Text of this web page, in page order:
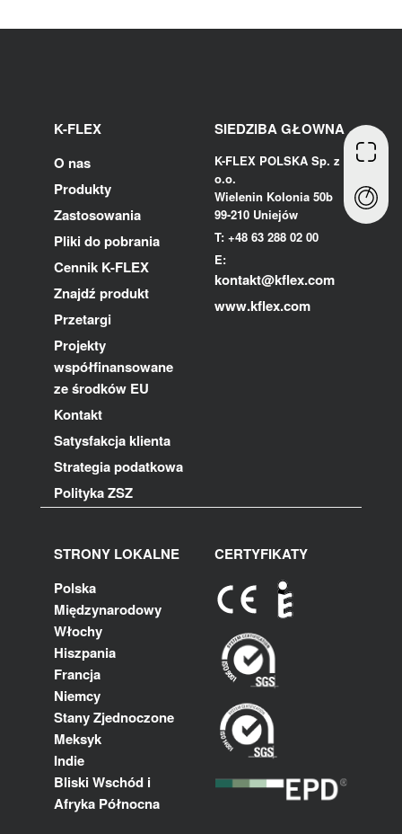
K-FLEX
O nas
Produkty
Zastosowania
Pliki do pobrania
Cennik K-FLEX
Znajdź produkt
Przetargi
Projekty
współfinansowane
ze środków EU
Kontakt
Satysfakcja klienta
Strategia podatkowa
Polityka ZSZ
SIEDZIBA GŁOWNA
K-FLEX POLSKA Sp. z
o.o.
Wielenin Kolonia 50b
99-210 Uniejów
T: +48 63 288 02 00
E:
kontakt@kflex.com
www.kflex.com
STRONY LOKALNE
Polska
Międzynarodowy
Włochy
Hiszpania
Francja
Niemcy
Stany Zjednoczone
Meksyk
Indie
Bliski Wschód i
Afryka Północna
CERTYFIKATY